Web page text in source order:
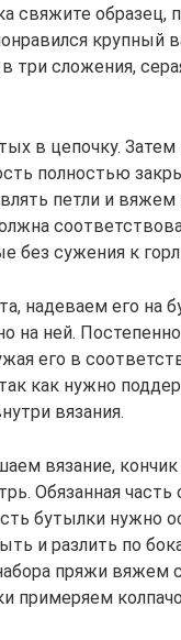
свяжите образец,
крупный
три сложения,
в цепочку.
полностью
петли и вяжем
без сужения к
надеваем его на
на ней.
его в
как нужно
вязания.
вязание, кончик
Обязанная часть
бутылки нужно
и разлить по
пряжи вяжем
примеряем